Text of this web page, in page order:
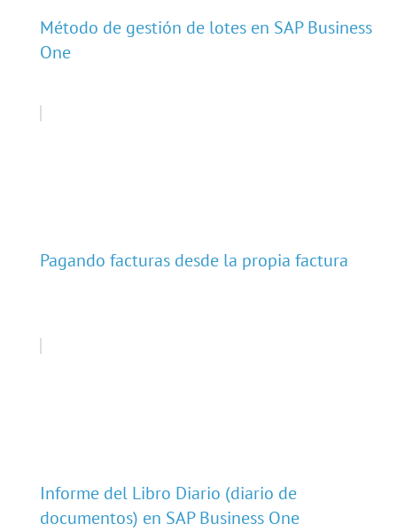
Método de gestión de lotes en SAP Business
One
Pagando facturas desde la propia factura
Informe del Libro Diario (diario de
documentos) en SAP Business One